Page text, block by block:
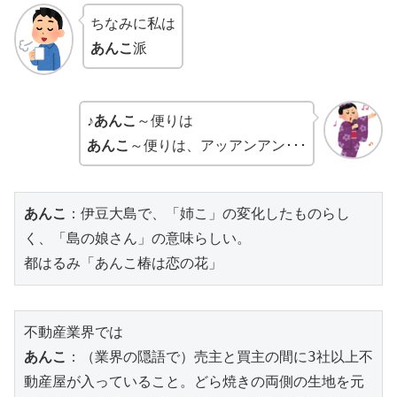
ちなみに私は
あんこ 派
♪あんこ ～便りは
あんこ ～便りは、アッアンアン･･･
あんこ ：伊豆大島で、「姉こ」の変化したものらし
く、「島の娘さん」の意味らしい。
都はるみ「あんこ椿は恋の花」
不動産業界では
あんこ ：（業界の隠語で）売主と買主の間に3社以上不
動産屋が入っていること。どら焼きの両側の生地を元